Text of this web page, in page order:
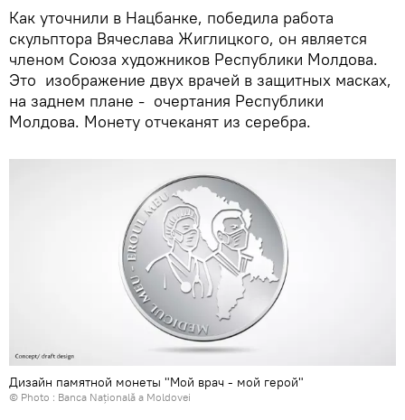
Как уточнили в Нацбанке, победила работа
скульптора Вячеслава Жиглицкого, он является
членом Союза художников Республики Молдова.
Это изображение двух врачей в защитных масках,
на заднем плане - очертания Республики
Молдова. Монету отчеканят из серебра.
Дизайн памятной монеты "Мой врач - мой герой"
© Photo : Banca Națională a Moldovei